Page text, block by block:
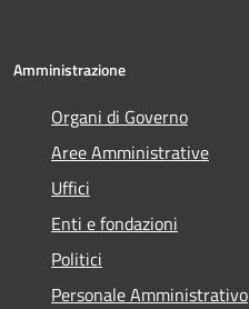
Amministrazione
Organi di Governo
Aree Amministrative
Uffici
Enti e fondazioni
Politici
Personale Amministrativo